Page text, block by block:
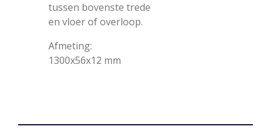
tussen bovenste trede
en vloer of overloop.
Afmeting:
1300x56x12 mm